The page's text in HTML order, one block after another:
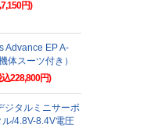
円)
Advance EP A-
体スーツ付き）
228,800円)
ジタルミニサーボ
/4.8V-8.4V電圧